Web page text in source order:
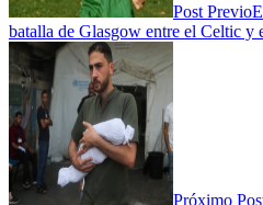
Post Previo
batalla de Glasgow entre el Celtic y
Próximo